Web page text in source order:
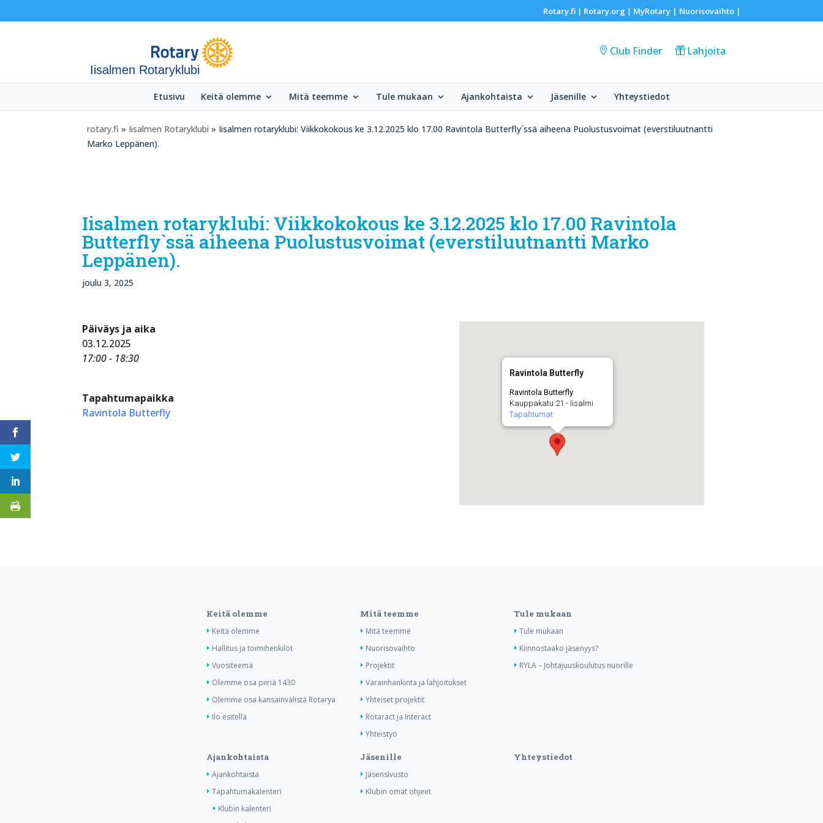
Rotary.fi| Rotary.org | MyRotary | Nuorisovaihto|
Iisalmen Rotaryklubi
Club Finder Lahjoita
Etusivu Keitä olemme Mitä teemme Tule mukaan Ajankohtaista Jäsenille Yhteystiedot
rotary.fi » Iisalmen Rotaryklubi » Iisalmen rotaryklubi: Viikkokokous ke 3.12.2025 klo 17.00 Ravintola Butterfly`ssä aiheena Puolustusvoimat (everstiluutnantti
Marko Leppänen).
Iisalmen rotaryklubi: Viikkokokous ke 3.12.2025 klo 17.00 Ravintola
Butterfly`ssä aiheena Puolustusvoimat (everstiluutnantti Marko
Leppänen).
joulu 3, 2025
Ravintola Butterfly
Ravintola Butterfly
Kauppakatu 21 - Iisalmi
Tapahtumat
Päiväys ja aika
03.12.2025
17:00 - 18:30
Tapahtumapaikka
Ravintola Butterfly
Keitä olemme
Keitä olemme
Hallitus ja toimihenkilöt
Vuositeema
Olemme osa piiriä 1430
Olemme osa kansainvälistä Rotarya
Ilo esitellä
Mitä teemme
Mitä teemme
Nuorisovaihto
Projektit
Varainhankinta ja lahjoitukset
Yhteiset projektit
Rotaract ja Interact
Yhteistyö
Tule mukaan
Tule mukaan
Kiinnostaako jäsenyys?
RYLA – Johtajuuskoulutus nuorille
Ajankohtaista
Ajankohtaista
Tapahtumakalenteri
Klubin kalenteri
Jäsenille
Jäsensivusto
Klubin omat ohjeet
Yhteystiedot